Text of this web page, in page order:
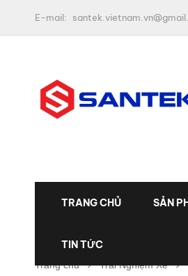
E-mail:
TRANG CHỦ SẢN
TIN TỨC
Trang chủ
Trải Nghiệm Xe